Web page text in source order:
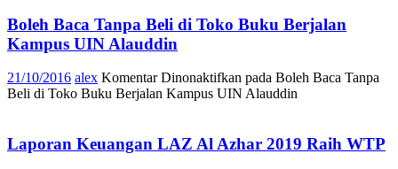
Boleh Baca Tanpa Beli di Toko Buku Berjalan
Kampus UIN Alauddin
21/10/2016 alex Komentar Dinonaktifkan pada Boleh Baca Tanpa
Beli di Toko Buku Berjalan Kampus UIN Alauddin
Laporan Keuangan LAZ Al Azhar 2019 Raih WTP